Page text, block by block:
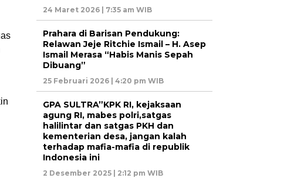
24 Maret 2026 | 7:35 am WIB
Prahara di Barisan Pendukung:
Relawan Jeje Ritchie Ismail – H. Asep
Ismail Merasa “Habis Manis Sepah
Dibuang”
25 Februari 2026 | 4:20 pm WIB
GPA SULTRA”KPK RI, kejaksaan
agung RI, mabes polri,satgas
halilintar dan satgas PKH dan
kementerian desa, jangan kalah
terhadap mafia-mafia di republik
Indonesia ini
2 Desember 2025 | 2:12 pm WIB